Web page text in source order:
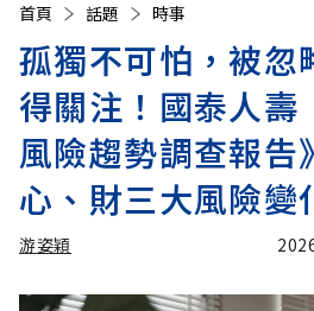
首頁 話題 時事
孤獨不可怕，被忽
得關注！國泰人壽
風險趨勢調查報告
心、財三大風險變
游姿穎